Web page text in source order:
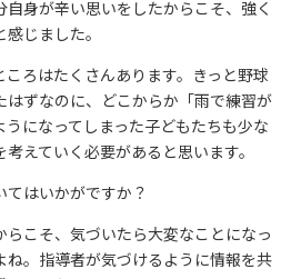
身が辛い思いをしたからこそ、強く
じました。
ろはたくさんあります。きっと野球
はずなのに、どこからか「雨で練習が
になってしまった子どもたちも少な
えていく必要があると思います。
はいかがですか？
らこそ、気づいたら大変なことになっ
ね。指導者が気づけるように情報を共